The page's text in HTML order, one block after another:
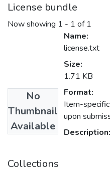
License bundle
Now showing 1 - 1 of 1
No
Thumbnail
Available
Name:
license.txt
Size:
1.71 KB
Format:
Item-
upon
Description:
Collections